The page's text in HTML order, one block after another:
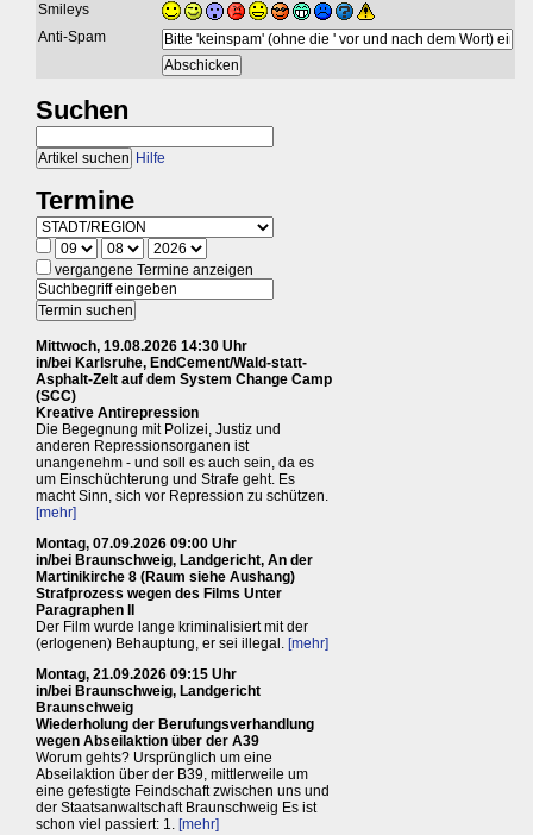
Smileys
Anti-Spam
Suchen
Hilfe
Termine
vergangene Termine anzeigen
Mittwoch, 19.08.2026 14:30 Uhr
in/bei Karlsruhe, EndCement/Wald-statt-
Asphalt-Zelt auf dem System Change Camp
(SCC)
Kreative Antirepression
Die Begegnung mit Polizei, Justiz und
anderen Repressionsorganen ist
unangenehm - und soll es auch sein, da es
um Einschüchterung und Strafe geht. Es
macht Sinn, sich vor Repression zu schützen.
[mehr]
Montag, 07.09.2026 09:00 Uhr
in/bei Braunschweig, Landgericht, An der
Martinikirche 8 (Raum siehe Aushang)
Strafprozess wegen des Films Unter
Paragraphen II
Der Film wurde lange kriminalisiert mit der
(erlogenen) Behauptung, er sei illegal. [mehr]
Montag, 21.09.2026 09:15 Uhr
in/bei Braunschweig, Landgericht
Braunschweig
Wiederholung der Berufungsverhandlung
wegen Abseilaktion über der A39
Worum gehts? Ursprünglich um eine
Abseilaktion über der B39, mittlerweile um
eine gefestigte Feindschaft zwischen uns und
der Staatsanwaltschaft Braunschweig Es ist
schon viel passiert: 1. [mehr]